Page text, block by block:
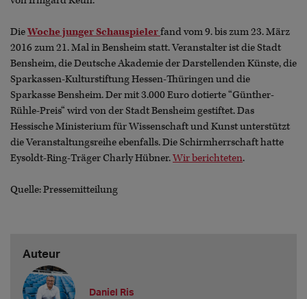
DieWoche junger Schauspielerfand vom 9. bis zum 23. März
2016 zum 21. Mal in Bensheim statt. Veranstalter ist die Stadt
Bensheim, die Deutsche Akademie der Darstellenden Künste, die
Sparkassen-Kulturstiftung Hessen-Thüringen und die
Sparkasse Bensheim. Der mit 3.000 Euro dotierte “Günther-
Rühle-Preis“ wird von der Stadt Bensheim gestiftet. Das
Hessische Ministerium für Wissenschaft und Kunst unterstützt
die Veranstaltungsreihe ebenfalls. Die Schirmherrschaft hatte
Eysoldt-Ring-Träger Charly Hübner.Wir berichteten.
Quelle: Pressemitteilung
Auteur
Daniel Ris